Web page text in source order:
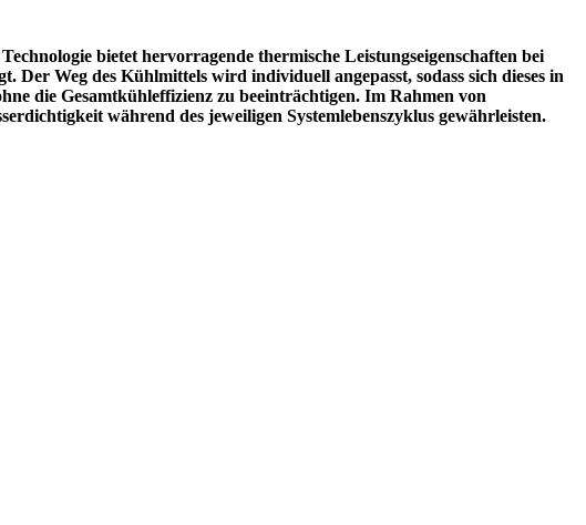
bietet hervorragende thermische Leistungseigenschaften bei
Der Weg des Kühlmittels wird individuell angepasst, sodass sich dieses in
die Gesamtkühleffizienz zu beeinträchtigen. Im Rahmen von
während des jeweiligen Systemlebenszyklus gewährleisten.